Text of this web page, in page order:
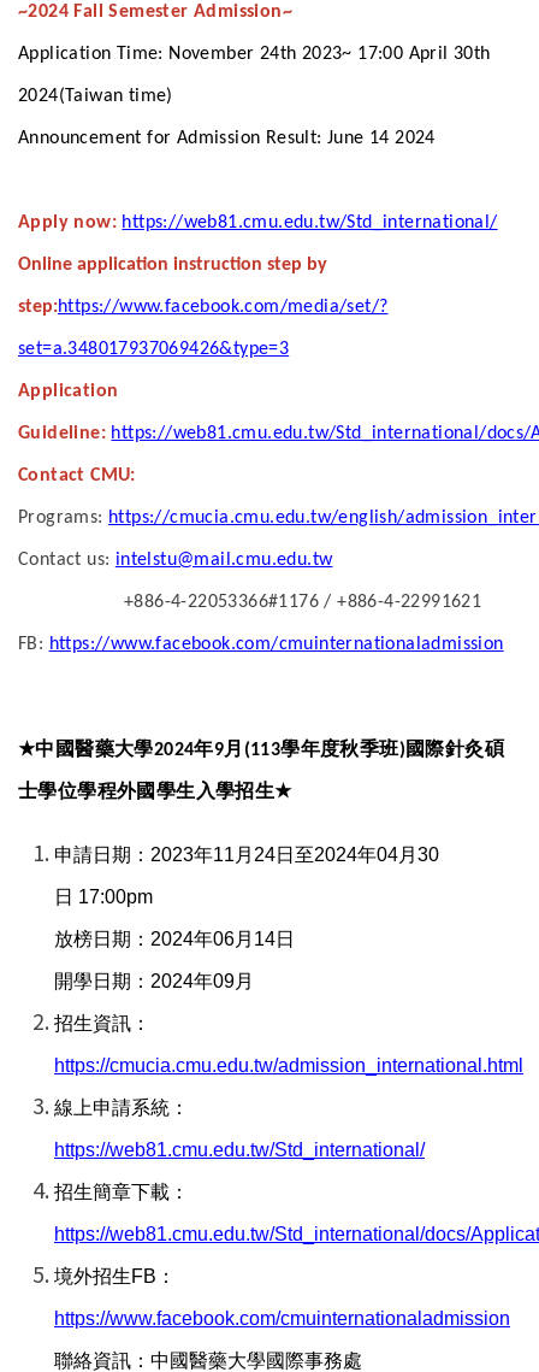
~2024 Fall Semester Admission~
Application Time: November 24th 2023~ 17:00 April 30th
2024(Taiwan time)
Announcement for Admission Result: June 14 2024
Apply now: https://web81.cmu.edu.tw/Std_international/
Online application instruction step by
step:https://www.facebook.com/media/set/?
set=a.348017937069426&type=3
Application
Guideline: https://web81.cmu.edu.tw/Std_international/docs/
Contact CMU:
Programs: https://cmucia.cmu.edu.tw/english/
Contact us: intelstu@mail.cmu.edu.tw
+886-4-22053366#1176 / +886-4-22991621
FB: https://www.facebook.com/cmuinternationaladmission
★中國醫藥大學2024年9月 (113學年度秋季班) 國際針灸碩
士學位學程外國學生入學招生★
申請日期： 2023年11 月 24日至2024年04月 30
日 17:00pm
放榜日期： 2024年06月 14日
開學日期： 2024年09月
招生資訊：
https://cmucia.cmu.edu.tw/admission_international.html
線上申請系統：
https://web81.cmu.edu.tw/Std_international/
招生簡章下載：
https://web81.cmu.edu.tw/Std_international/docs/
境外招生FB ：
https://www.facebook.com/cmuinternationaladmission
聯絡資訊：中國醫藥大學國際事務處